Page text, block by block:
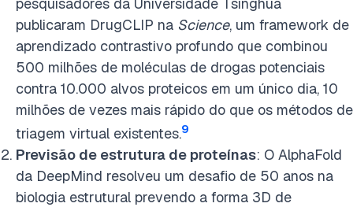
publicaram DrugCLIP na Science, um framework de
aprendizado contrastivo profundo que combinou
500 milhões de moléculas de drogas potenciais
contra 10.000 alvos proteicos em um único dia, 10
milhões de vezes mais rápido do que os métodos de
triagem virtual existentes.9
Previsão de estrutura de proteínas: O AlphaFold
da DeepMind resolveu um desafio de 50 anos na
biologia estrutural prevendo a forma 3D de